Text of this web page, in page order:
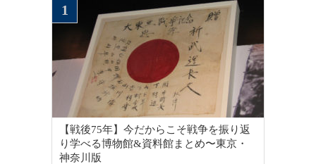
【戦後75年】今だからこそ戦争を振り返
り学べる博物館&資料館まとめ〜東京・
神奈川版